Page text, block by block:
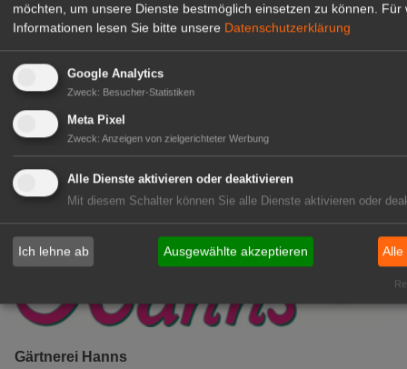
Gärtner im Zierpflanzenbau
(Geselle/Meister/Techniker)
Gensingen
Gärtnerei Hanns
möchten, um unsere Dienste bestmöglich einsetzen zu können.
Für
Informationen lesen Sie bitte unsere Datenschutzerklärung
Google Analytics
Zweck: Besucher-Statistiken
Meta Pixel
Zweck: Anzeigen von zielgerichteter Werbung
Alle Dienste aktivieren oder deaktivieren
Mit diesem Schalter können Sie alle Dienste aktivieren oder
Ich lehne ab Ausgewählte akzeptieren Alle